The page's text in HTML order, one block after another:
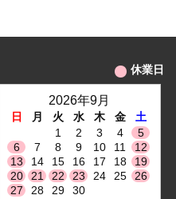
休業日
2026年9月
日 月 火 水 木 金
土
1
2 3 4
5
6
7 8 9 10 11
12
13
14 15 16 17 18
19
20
21 22 23 24 25
26
27
28 29 30